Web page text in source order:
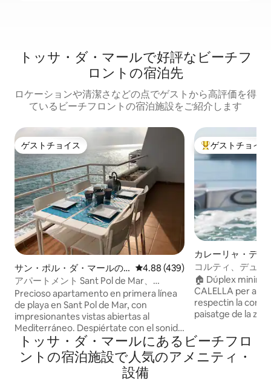
トッサ・ダ・マールで好評なビーチフ
ロントの宿泊先
ロケーションや清潔さなどの点でゲストから高評価を得
ているビーチフロントの宿泊施設をご紹介します
ゲストチョイス
ゲストチョイス
サン・ポル・ダ・マールの
アパート・マンション
レビュー439件、5つ星中4.88つ
4.88 (439)
アパートメント Sant Pol de Mar、
Llevant：アパートメント...
Precioso apartamento en primera línea
de playa en Sant Pol de Mar, con
impresionantes vistas abiertas al
Mediterráneo. Despiértate con el sonido
del mar en este espectacular
apartamento en primera línea de playa
con vistas ininterrumpidas al
大好評のゲスト
ゲストチョイス
カレーリャ・デ・
ジェルのマンショ
コルティ、デュプ
🏠 Dúplex
CALELLA per a
respectin la
paisatge de la
Per a màxim 2
anys. No
d'hostes anteriors
トッサ・ダ・マールにあるビーチフロ
ントの宿泊施設で人気のアメニティ・
設備